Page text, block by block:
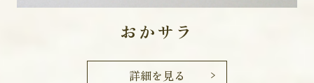
おかサラ
詳細を見る